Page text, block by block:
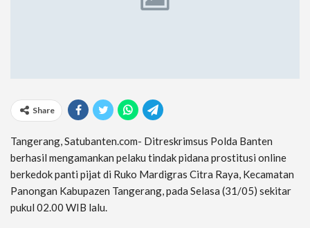
Share
Tangerang, Satubanten.com- Ditreskrimsus Polda Banten
berhasil mengamankan pelaku tindak pidana prostitusi online
berkedok panti pijat di Ruko Mardigras Citra Raya, Kecamatan
Panongan Kabupazen Tangerang, pada Selasa (31/05) sekitar
pukul 02.00 WIB lalu.